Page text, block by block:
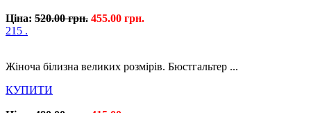
Ціна: 520.00 грн. 455.00 грн.
215 .
Жіноча білизна великих розмірів. Бюстгальтер ...
КУПИТИ